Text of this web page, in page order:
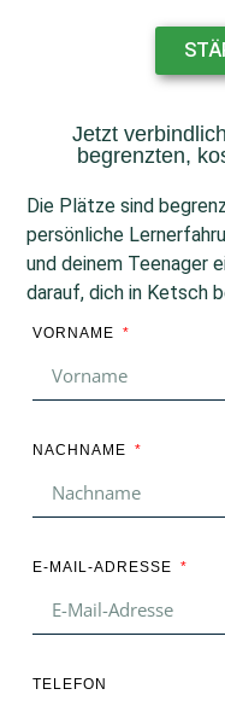
Jetzt
begrenzten,
Die Plätze sind
persönliche
und deinem Teenager
darauf, dich in Ketsch
VORNAME
NACHNAME
E-MAIL-ADRESSE
TELEFON